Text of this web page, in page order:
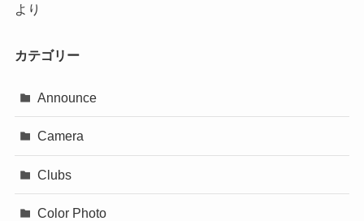
より
カテゴリー
Announce
Camera
Clubs
Color Photo